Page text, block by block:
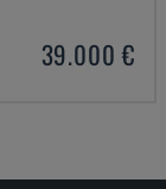
39.000 €